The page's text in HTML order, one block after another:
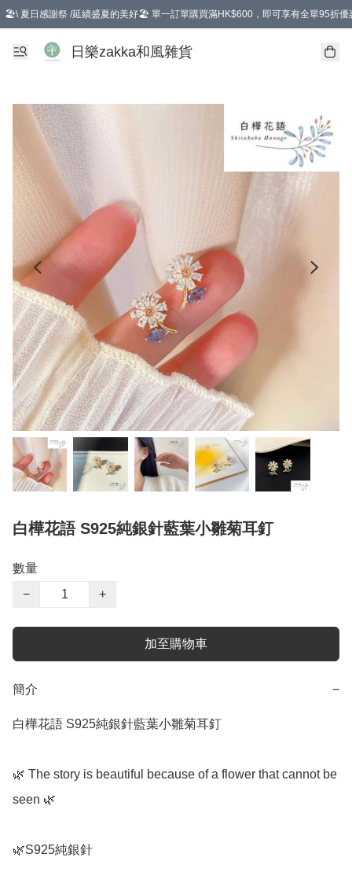
🏖️\ 夏日感謝祭 /延續盛夏的美好🏖️ 單一訂單購買滿HK$600，即可享有全單95折優
選擇GoGoX住宅/工商地址配送，單一訂單消費購物滿HK$680(折扣後），可享有
日樂zakka和風雜貨
白樺花語 S925純銀針藍葉小雛菊耳釘
數量
−
+
加至購物車
簡介 −
白樺花語 S925純銀針藍葉小雛菊耳釘
🌿 The story is beautiful because of a flower that cannot be
seen 🌿
🌿S925純銀針